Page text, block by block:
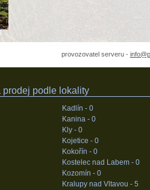
provozovatel serveru -
prodej podle lokality
Kadlín - 0
Kanina - 0
Kly - 0
Kojetice - 0
Kokořín - 0
Kostelec nad Labem - 0
Kozomín - 0
Kralupy nad Vltavou - 5